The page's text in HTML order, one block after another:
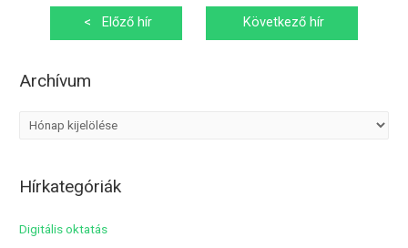
Bejegyzés
navigáció
< Előző hír
Következő hír
Archívum
hHírkategóriák
Digitális oktatás